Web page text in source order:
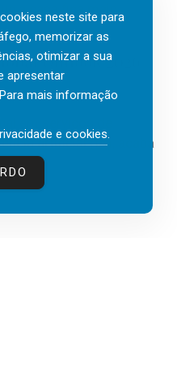
a casa fica mais
Outlook 2026
em serviços de
artificial (IA), acaba
neste site para
memorizar as
otimizar a sua
apresentar
mais informação
e cookies.